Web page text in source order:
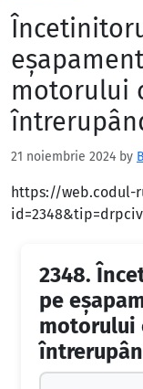
motorului
21 noiembrie 2024 by
https://web.codul-
2348.
pe
motorului